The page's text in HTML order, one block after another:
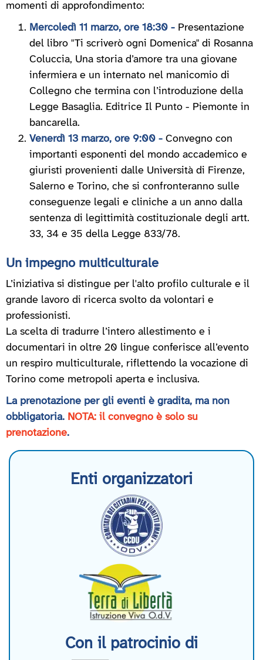
momenti di approfondimento:
Mercoledì 11 marzo, ore 18:30 - Presentazione
del libro "Ti scriverò ogni Domenica" di Rosanna
Coluccia, Una storia d’amore tra una giovane
infermiera e un internato nel manicomio di
Collegno che termina con l’introduzione della
Legge Basaglia. Editrice Il Punto - Piemonte in
bancarella.
Venerdì 13 marzo, ore 9:00 - Convegno con
importanti esponenti del mondo accademico e
giuristi provenienti dalle Università di Firenze,
Salerno e Torino, che si confronteranno sulle
conseguenze legali e cliniche a un anno dalla
sentenza di legittimità costituzionale degli artt.
33, 34 e 35 della Legge 833/78.
Un impegno multiculturale
L’iniziativa si distingue per l'alto profilo culturale e il
grande lavoro di ricerca svolto da volontari e
professionisti.
La scelta di tradurre l’intero allestimento e i
documentari in oltre 20 lingue conferisce all’evento
un respiro multiculturale, riflettendo la vocazione di
Torino come metropoli aperta e inclusiva.
La prenotazione per gli eventi è gradita, ma non
obbligatoria. NOTA: il convegno è solo su
prenotazione.
Enti organizzatori
Con il patrocinio di